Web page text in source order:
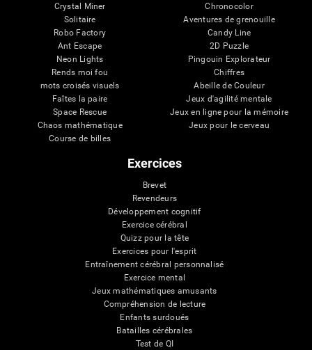
Crystal Miner
Solitaire
Robo Factory
Ant Escape
Neon Lights
Rends moi fou
mots croisés visuels
Faîtes la paire
Space Rescue
Chaos mathématique
Course de billes
Chronocolor
Aventures de grenouille
Candy Line
2D Puzzle
Pingouin Explorateur
Chiffres
Abeille de Couleur
Jeux d'agilité mentale
Jeux en ligne pour la mémoire
Jeux pour le cerveau
Exercices
Brevet
Revendeurs
Développement cognitif
Exercice cérébral
Quizz pour la tête
Exercices pour l'esprit
Entraînement cérébral personnalisé
Exercice mental
Jeux mathématiques amusants
Compréhension de lecture
Enfants surdoués
Batailles cérébrales
Test de QI